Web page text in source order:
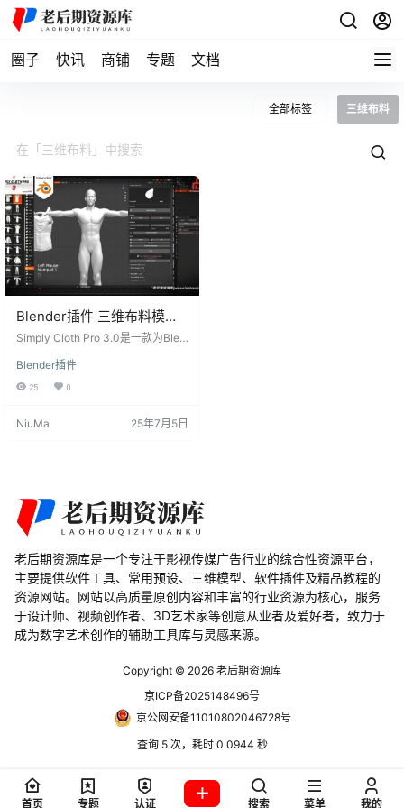
圈子 快讯 商铺 专题 文档
全部标签 三维布料
Blender插件 三维布料模拟
生成器 Simply Cloth Pro
Simply Cloth Pro 3.0是一款为Blen
拟生成。这款插件使您能够比以往
更快、更轻松地创建布料效果，而
解，Simply Cloth Pro 3.0也将成为
Blender插件
25 0
NiuMa 25年7月5日
老后期资源库是一个专注于影视传媒广告行业的综合性资源平台，
主要提供软件工具、常用预设、三维模型、软件插件及精品教程的
资源网站。网站以高质量原创内容和丰富的行业资源为核心，服务
于设计师、视频创作者、3D艺术家等创意从业者及爱好者，致力于
成为数字艺术创作的辅助工具库与灵感来源。
Copyright © 2026 老后期资源库
京ICP备2025148496号
京公网安备11010802046728号
查询 5 次，耗时 0.0944 秒
首页 专题 认证 搜索 菜单 我的